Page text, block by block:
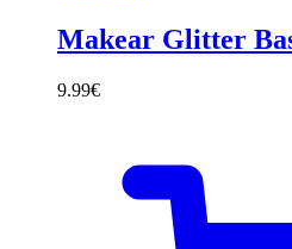
Makear Glitter
9.99€